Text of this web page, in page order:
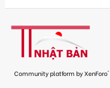
Community platform by XenForo®